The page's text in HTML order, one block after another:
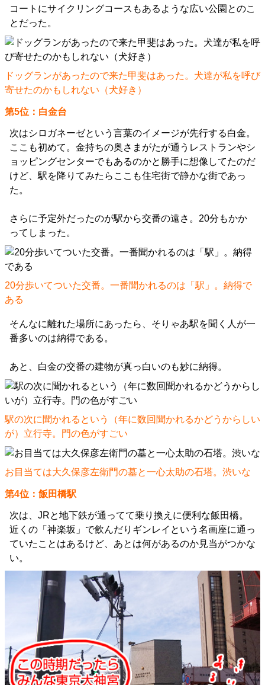
コートにサイクリングコースもあるような広い公園とのこ
とだった。
ドッグランがあったので来た甲斐はあった。犬達が私を呼び
寄せたのかもしれない（犬好き）
第5位：白金台
次はシロガネーゼという言葉のイメージが先行する白金。
ここも初めて。金持ちの奥さまがたが通うレストランやシ
ョッピングセンターでもあるのかと勝手に想像してたのだ
けど、駅を降りてみたらここも住宅街で静かな街であっ
た。
さらに予定外だったのが駅から交番の遠さ。20分もかか
ってしまった。
20分歩いてついた交番。一番聞かれるのは「駅」。納得で
ある
そんなに離れた場所にあったら、そりゃあ駅を聞く人が一
番多いのは納得である。
あと、白金の交番の建物が真っ白いのも妙に納得。
駅の次に聞かれるという（年に数回聞かれるかどうからしい
が）立行寺。門の色がすごい
お目当ては大久保彦左衛門の墓と一心太助の石塔。渋いな
第4位：飯田橋駅
次は、JRと地下鉄が通ってて乗り換えに便利な飯田橋。
近くの「神楽坂」で飲んだりギンレイという名画座に通っ
ていたことはあるけど、あとは何があるのか見当がつかな
い。